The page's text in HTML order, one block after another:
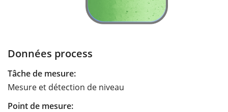
Données process
Tâche de mesure:
Mesure et détection de niveau
Point de mesure: